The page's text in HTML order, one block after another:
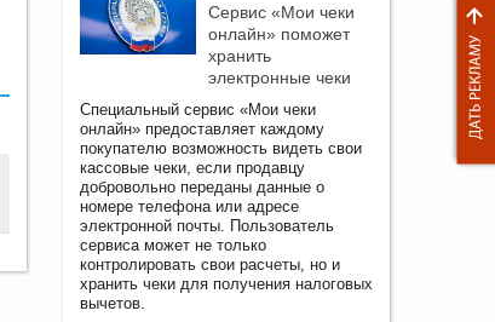
Сервис «Мои чеки
онлайн» поможет
хранить
электронные чеки
Специальный сервис «Мои чеки
онлайн» предоставляет каждому
покупателю возможность видеть свои
кассовые чеки, если продавцу
добровольно переданы данные о
номере телефона или адресе
электронной почты. Пользователь
сервиса может не только
контролировать свои расчеты, но и
хранить чеки для получения налоговых
вычетов.